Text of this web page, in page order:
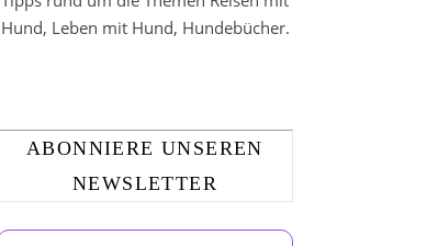
Hund, Leben mit Hund, Hundebücher.
ABONNIERE UNSEREN
NEWSLETTER